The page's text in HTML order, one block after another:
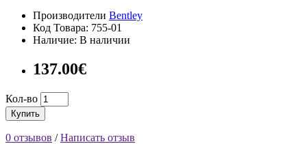
Производители Bentley
Код Товара: 755-01
Наличие: В наличии
137.00€
Кол-во
Купить
0 отзывов /Написать отзыв